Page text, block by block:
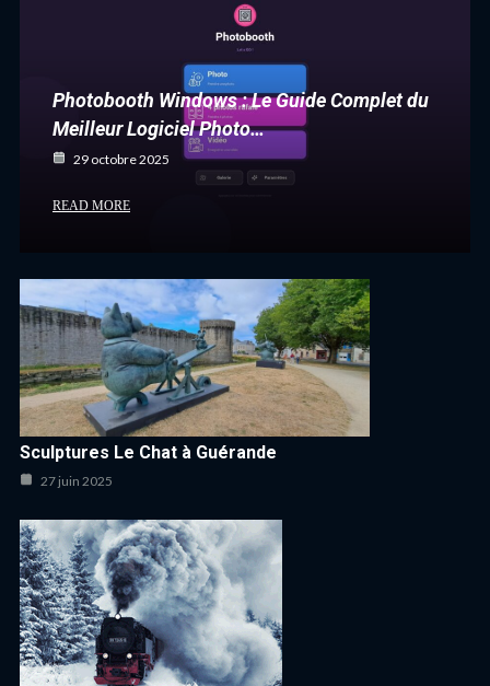
Photobooth Windows : Le Guide Complet du
Meilleur Logiciel Photo…
29 octobre 2025
READ MORE
Sculptures Le Chat à Guérande
27 juin 2025